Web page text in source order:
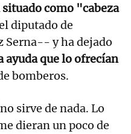
como "cabeza
diputado de
Serna-- y ha dejado
ayuda que lo ofrecían
bomberos.
sirve de nada. Lo
dieran un poco de